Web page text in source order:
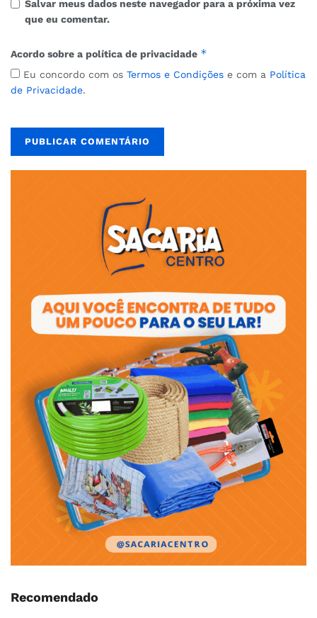
Salvar meus dados neste navegador para a próxima vez
que eu comentar.
Acordo sobre a política de privacidade *
Eu concordo com os Termos e Condições e com a Política
de Privacidade.
Recomendado